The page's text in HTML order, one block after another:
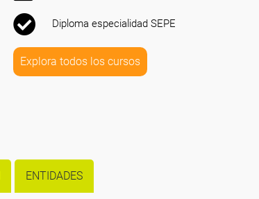
Diploma especialidad SEPE
Explora todos los cursos
ENTIDADES